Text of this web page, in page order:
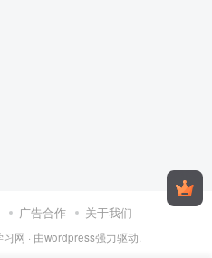
广告合作 关于我们
习网 · 由wordpress强力驱动.